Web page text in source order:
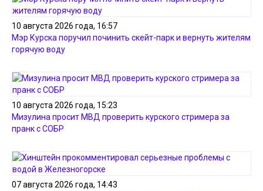
10 августа 2026 года, 16:57
Мэр Курска поручил починить скейт-парк и вернуть жителям
горячую воду
10 августа 2026 года, 15:23
Мизулина просит МВД проверить курского стримера за
пранк с СОБР
07 августа 2026 года, 14:43